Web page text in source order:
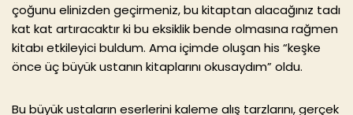
çoğunu elinizden geçirmeniz, bu kitaptan alacağınız tadı
kat kat artıracaktır ki bu eksiklik bende olmasına rağmen
kitabı etkileyici buldum. Ama içimde oluşan his “keşke
önce üç büyük ustanın kitaplarını okusaydım” oldu.
Bu büyük ustaların eserlerini kaleme alış tarzlarını, gerçek